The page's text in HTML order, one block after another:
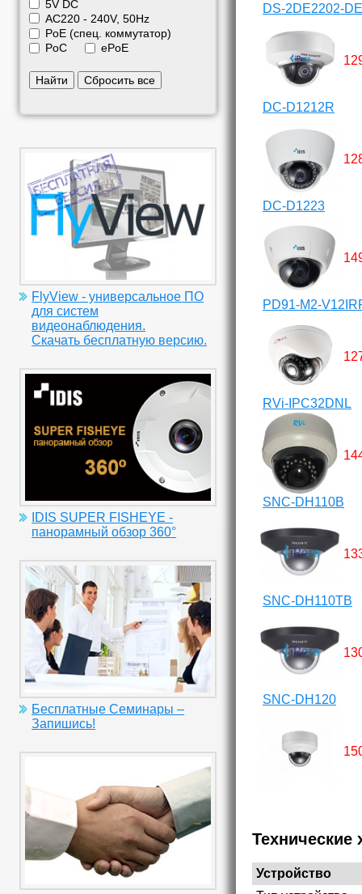
5V DC
АС220 - 240V, 50Hz
PoE (спец. коммутатор)
PoC
ePoE
Найти Сбросить все
FlyView - универсальное ПО
для систем
видеонаблюдения.
Скачать бесплатную версию.
IDIS SUPER FISHEYE -
панорамный обзор 360°
Бесплатные Семинары –
Запишись!
DS-2DE2202-
DC-D1212R
DC-D1223
PD91-M2-
RVi-IPC32DNL
SNC-DH110B
SNC-DH110TB
SNC-DH120
Технические
Устройство